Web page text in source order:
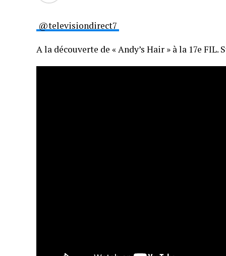
@televisiondirect7
A la découverte de « Andy’s Hair » à la 17e FIL.